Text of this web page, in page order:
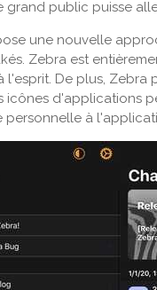
grand public puisse
une nouvelle
Zebra est
l'esprit. De plus,
icônes d'applications
personnelle à